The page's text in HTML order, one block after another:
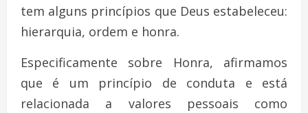
tem alguns princípios que Deus estabeleceu:
hierarquia, ordem e honra.
Especificamente sobre Honra, afirmamos
que é um princípio de conduta e está
relacionada a valores pessoais como